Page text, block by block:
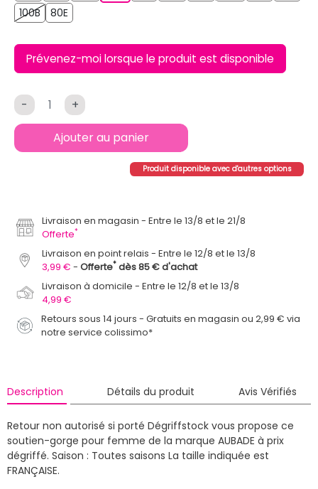
100B100B
80E
Prévenez-moi lorsque le produit est disponible
- +
Ajouter au panier
Produit disponible avec d'autres options
Livraison en magasin
Entre le 13/8 et le 21/8
Offerte*
Livraison en point relais
Entre le 12/8 et le 13/8
3,99 €
Offerte* dès 85 € d'achat
Livraison à domicile
Entre le 12/8 et le 13/8
4,99 €
Retours sous 14 jours - Gratuits en magasin ou 2,99 € via
notre service colissimo*
Description Détails du produit Avis Vérifiés
Retour non autorisé si porté Dégriffstock vous propose ce
soutien-gorge pour femme de la marque AUBADE à prix
dégriffé. Saison : Toutes saisons La taille indiquée est
FRANÇAISE.